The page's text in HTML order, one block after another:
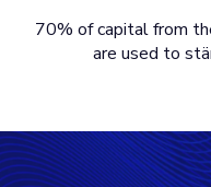
70% of capital from
are used to